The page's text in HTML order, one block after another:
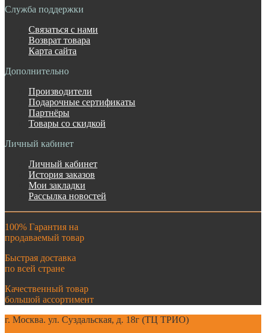
Служба поддержки
Связаться с нами
Возврат товара
Карта сайта
Дополнительно
Производители
Подарочные сертификаты
Партнёры
Товары со скидкой
Личный кабинет
Личный кабинет
История заказов
Мои закладки
Рассылка новостей
100% Гарантия на
продаваемый товар
Быстрая доставка
по всей стране
Качественный товар
большой ассортимент
г. Москва. ул. Суздальская, д. 18г (ТЦ ТРИО)